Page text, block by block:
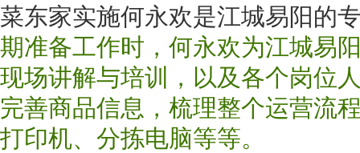
菜东家实施何永欢是江城易阳的
期准备工作时，何永欢为江城易
现场讲解与培训，以及各个岗位
完善商品信息，梳理整个运营流
打印机、分拣电脑等等。